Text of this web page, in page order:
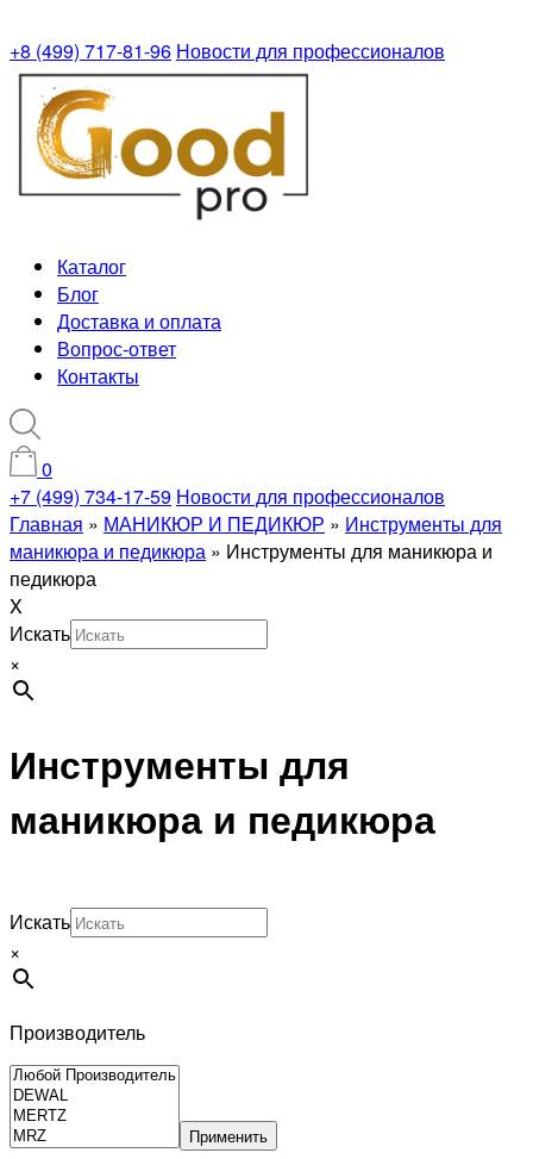
+8 (499) 717-81-96 Новости для профессионалов
Каталог
Блог
Доставка и оплата
Вопрос-ответ
Контакты
0
+7 (499) 734-17-59 Новости для профессионалов
Главная » МАНИКЮР И ПЕДИКЮР » Инструменты для
маникюра и педикюра » Инструменты для маникюра и
педикюра
X
Искать
×
Инструменты для
маникюра и педикюра
Искать
×
Производитель
Применить